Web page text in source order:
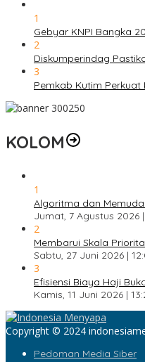
1
Gebyar KNPI Bangka
2
Diskumperindag
3
Pemkab Kutim Perkuat
KOLOM
1
Algoritma dan
Jumat, 7 Agustus 2026 |
2
Membarui Skala
Sabtu, 27 Juni 2026 |
3
Efisiensi Biaya Haji
Kamis, 11 Juni 2026 |
Copyright © 2024
Pedoman Media Siber